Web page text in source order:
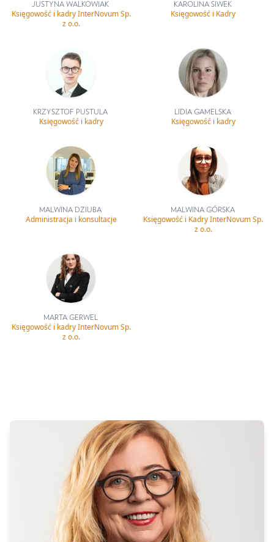
JUSTYNA WALKOWIAK
Księgowość i kadry InterNovum Sp.
z o.o.
KAROLINA SIWEK
Księgowość i Kadry
KRZYSZTOF PUSTULA
Księgowość i kadry
LIDIA GAMELSKA
Księgowość i kadry
MALWINA DZIUBA
Administracja i konsultacje
MALWINA GÓRSKA
Księgowość i Kadry InterNovum Sp.
z o.o.
MARTA GERWEL
Księgowość i kadry InterNovum Sp.
z o.o.